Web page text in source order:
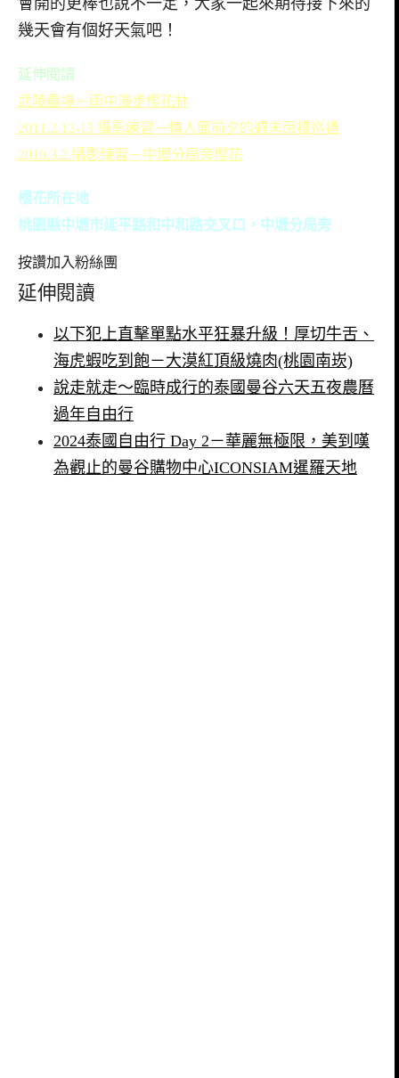
會開的更棒也說不一定，大家一起來期待接下來的
幾天會有個好天氣吧！
延伸閱讀
武陵農場－雨中漫步櫻花林
2011.2.12-13 攝影練習－情人節前夕的週末雨櫻巡禮
2010.3.2 攝影練習－中壢分局旁櫻花
櫻花所在地
桃園縣中壢市延平路和中和路交叉口，中壢分局旁
按讚加入粉絲團
延伸閱讀
以下犯上直擊單點水平狂暴升級！厚切牛舌、
海虎蝦吃到飽－大漠紅頂級燒肉(桃園南崁)
說走就走～臨時成行的泰國曼谷六天五夜農曆
過年自由行
2024泰國自由行 Day 2－華麗無極限，美到嘆
為觀止的曼谷購物中心ICONSIAM暹羅天地